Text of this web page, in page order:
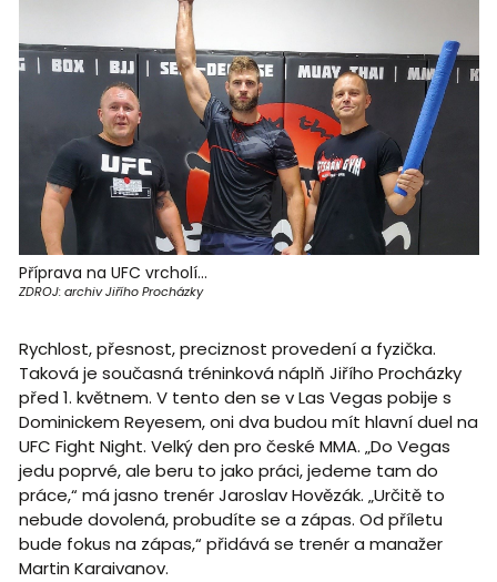
Příprava na UFC vrcholí...
ZDROJ: archiv Jiřího Procházky
Rychlost, přesnost, preciznost provedení a fyzička.
Taková je současná tréninková náplň Jiřího Procházky
před 1. květnem. V tento den se v Las Vegas pobije s
Dominickem Reyesem, oni dva budou mít hlavní duel na
UFC Fight Night. Velký den pro české MMA. „Do Vegas
jedu poprvé, ale beru to jako práci, jedeme tam do
práce,“ má jasno trenér Jaroslav Hovězák. „Určitě to
nebude dovolená, probudíte se a zápas. Od příletu
bude fokus na zápas,“ přidává se trenér a manažer
Martin Karaivanov.